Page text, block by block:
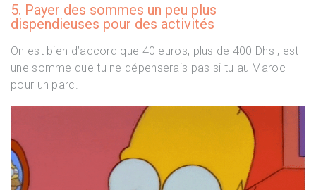
5. Payer des sommes un peu plus
dispendieuses pour des activités
On est bien d’accord que 40 euros, plus de 400 Dhs , est
une somme que tu ne dépenserais pas si tu au Maroc
pour un parc.